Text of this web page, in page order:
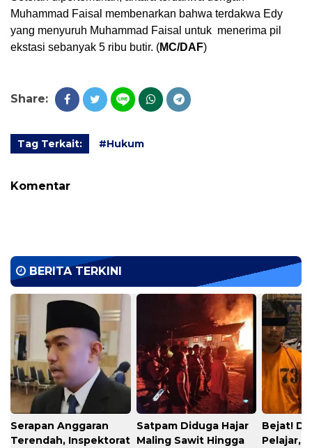
Muhammad Faisal membenarkan bahwa terdakwa Edy
yang menyuruh Muhammad Faisal untuk  menerima pil
ekstasi sebanyak 5 ribu butir. (MC/DAF)
Share:
Tag Terkait: #Hukum
Komentar
BERITA TERKINI
Serapan Anggaran
Terendah, Inspektorat
​Satpam Diduga Hajar
Maling Sawit Hingga
​Bejat!
Pelajar,